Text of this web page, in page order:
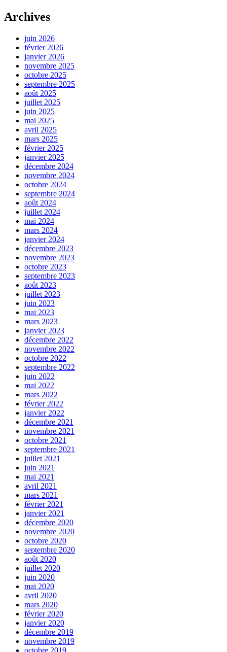
Archives
juin 2026
février 2026
janvier 2026
novembre 2025
octobre 2025
septembre 2025
août 2025
juillet 2025
juin 2025
mai 2025
avril 2025
mars 2025
février 2025
janvier 2025
décembre 2024
novembre 2024
octobre 2024
septembre 2024
août 2024
juillet 2024
mai 2024
mars 2024
janvier 2024
décembre 2023
novembre 2023
octobre 2023
septembre 2023
août 2023
juillet 2023
juin 2023
mai 2023
mars 2023
janvier 2023
décembre 2022
novembre 2022
octobre 2022
septembre 2022
juin 2022
mai 2022
mars 2022
février 2022
janvier 2022
décembre 2021
novembre 2021
octobre 2021
septembre 2021
juillet 2021
juin 2021
mai 2021
avril 2021
mars 2021
février 2021
janvier 2021
décembre 2020
novembre 2020
octobre 2020
septembre 2020
août 2020
juillet 2020
juin 2020
mai 2020
avril 2020
mars 2020
février 2020
janvier 2020
décembre 2019
novembre 2019
octobre 2019